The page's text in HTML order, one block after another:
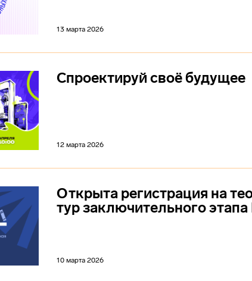
13 марта 2026
Спроектируй своё будущее
12 марта 2026
Открыта регистрация на
тур заключительного
10 марта 2026